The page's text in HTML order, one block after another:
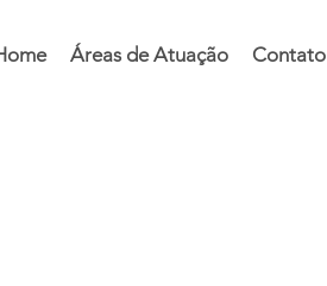
Áreas de Atuação Contato